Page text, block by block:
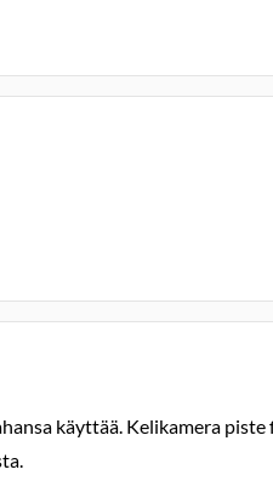
käyttää. Kelikamera